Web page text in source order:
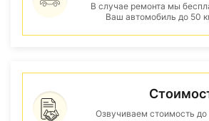
В случае ремонта мы
Ваш автомобиль до 50
Озвучиваем стоимость